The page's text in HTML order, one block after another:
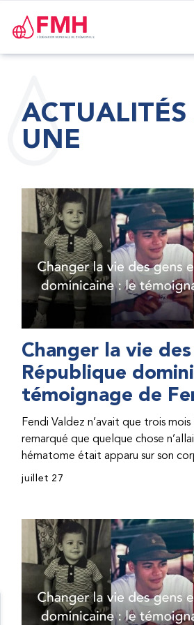
UNE
Changer la vie
République
témoignage de
Fendi Valdez n’avait que trois
remarqué que quelque chose
hématome était apparu sur son
peu de professionnel·les de santé
correct, le traitement était encore
indisponible. Les concentrés de
et difficiles à se procurer. Afin
plus longtemps, Fendi prenait
inférieure à celle prescrite. À cause
il avait fréquemment des
juillet 27